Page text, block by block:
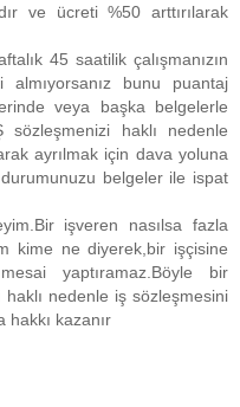
ve ücreti %50 arttırılarak
45 saatilik çalışmanızın
bunu puantaj
veya başka belgelerle
sözleşmenizi haklı nedenle
ayrılmak için dava yoluna
belgeler ile ispat
işveren nasılsa fazla
kime ne diyerek,bir işçisine
yaptıramaz.Böyle bir
nedenle iş sözleşmesini
kazanır